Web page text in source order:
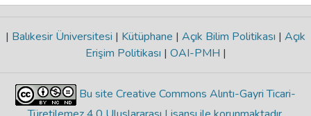
| Balıkesir Üniversitesi | Kütüphane | Açık Bilim Politikası | Açık
Erişim Politikası | OAI-PMH |
Bu site Creative Commons Alıntı-Gayri Ticari-